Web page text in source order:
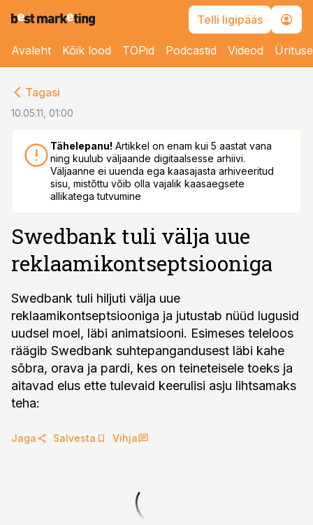
Telli ligipääs
Avaleht Kõik lood TOPid Podcastid Videod
Tagasi
10.05.11, 01:00
Tähelepanu! Artikkel on enam kui 5 aastat vana
ning kuulub väljaande digitaalsesse arhiivi.
Väljaanne ei uuenda ega kaasajasta arhiveeritud
sisu, mistõttu võib olla vajalik kaasaegsete
allikatega tutvumine
Swedbank tuli välja uue
reklaamikontseptsiooniga
Swedbank tuli hiljuti välja uue
reklaamikontseptsiooniga ja jutustab nüüd lugusid
uudsel moel, läbi animatsiooni. Esimeses teleloos
räägib Swedbank suhtepangandusest läbi kahe
sõbra, orava ja pardi, kes on teineteisele toeks ja
aitavad elus ette tulevaid keerulisi asju lihtsamaks
teha:
Jaga Salvesta Vihja